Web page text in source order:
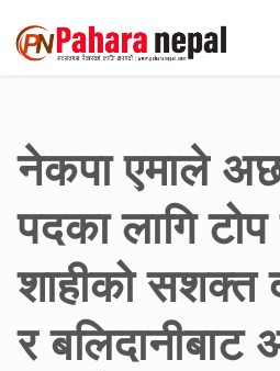
नेकपा एमाले
पदका लागि टोप
शाहीको सशक्त
र बलिदानीबाट